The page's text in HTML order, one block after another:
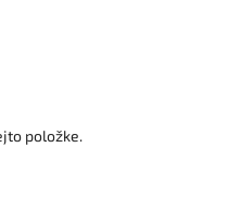
položke.